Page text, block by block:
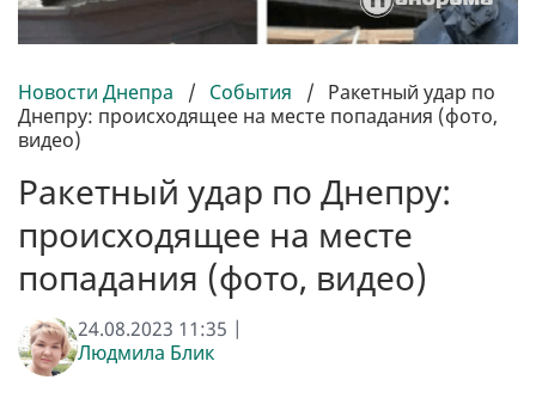
Новости Днепра / События / Ракетный удар по
Днепру: происходящее на месте попадания (фото,
видео)
Ракетный удар по Днепру:
происходящее на месте
попадания (фото, видео)
24.08.2023 11:35 |
Людмила Блик